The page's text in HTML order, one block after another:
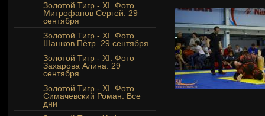
Золотой Тигр - XI. Фото
Митрофанов Сергей. 29
сентября
Золотой Тигр - XI. Фото
Шашков Пётр. 29 сентября
Золотой Тигр - XI. Фото
Захарова Алина. 29
сентября
Золотой Тигр - XI. Фото
Симачевский Роман. Все
дни